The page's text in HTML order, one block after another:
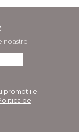
noastre
promotiile
de